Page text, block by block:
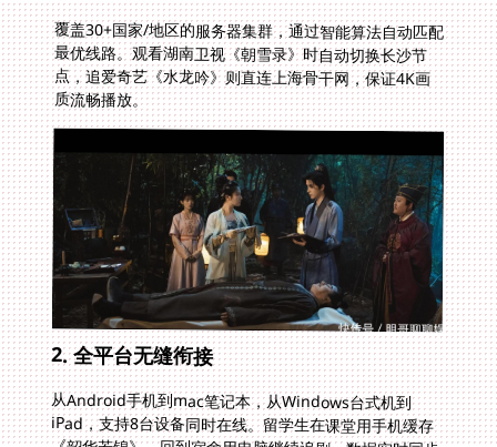
覆盖30+国家/地区的服务器集群，通过智能算法自动匹配
最优线路。观看湖南卫视《朝雪录》时自动切换长沙节
点，追爱奇艺《水龙吟》则直连上海骨干网，保证4K画
质流畅播放。
2. 全平台无缝衔接
从Android手机到mac笔记本，从Windows台式机到
iPad，支持8台设备同时在线。留学生在课堂用手机缓存
《韶华若锦》，回到宿舍用电脑继续追剧，数据实时同步